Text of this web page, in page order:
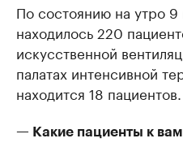
По состоянию на утро
находилось 220
искусственной
палатах интенсивной
находится 18 пациентов.
— Какие пациенты к